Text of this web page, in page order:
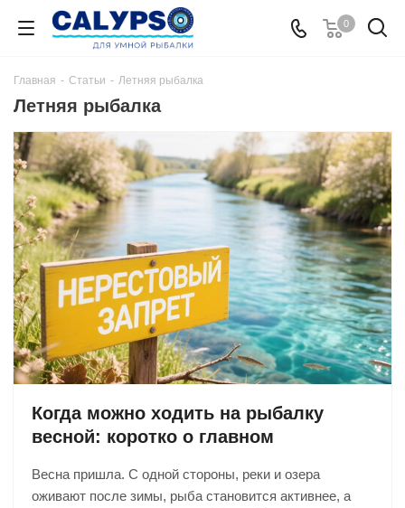
0
Главная - Статьи - Летняя рыбалка
Летняя рыбалка
Когда можно ходить на рыбалку
весной: коротко о главном
Весна пришла. С одной стороны, реки и озера
оживают после зимы, рыба становится активнее, а